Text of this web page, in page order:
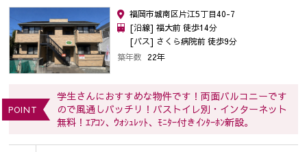
福岡市城南区片江5丁目40-7
[沿線] 福大前 徒歩14分
[バス] さくら病院前 徒歩9分
築年数 22年
POINT
学生さんにおすすめな物件です！両面バルコニーです
ので風通しバッチリ！バストイレ別・インターネット
無料！ｴｱｺﾝ、ｳｫｼｭﾚｯﾄ、ﾓﾆﾀｰ付きｲﾝﾀｰﾎﾝ新設。